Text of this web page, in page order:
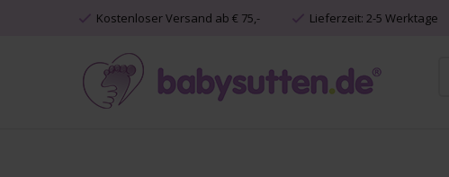
Kostenloser Versand ab € 75,- Lieferzeit: 2-5 Werktage